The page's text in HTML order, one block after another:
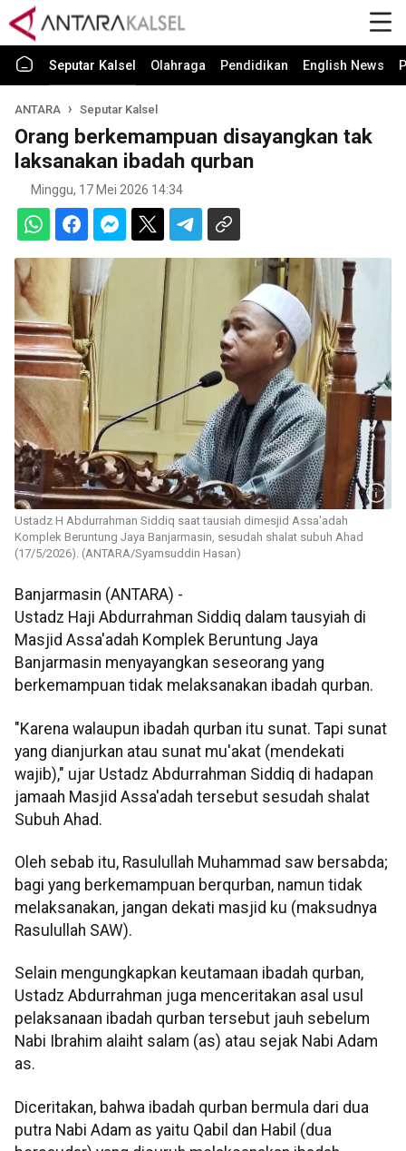
Seputar Kalsel Olahraga Pendidikan English News
ANTARA Seputar Kalsel
Orang berkemampuan disayangkan tak
laksanakan ibadah qurban
Minggu, 17 Mei 2026 14:34
Ustadz H Abdurrahman Siddiq saat tausiah dimesjid Assa'adah
Komplek Beruntung Jaya Banjarmasin, sesudah shalat subuh Ahad
(17/5/2026). (ANTARA/Syamsuddin Hasan)
Banjarmasin (ANTARA) -
Ustadz Haji Abdurrahman Siddiq dalam tausyiah di
Masjid Assa'adah Komplek Beruntung Jaya
Banjarmasin menyayangkan seseorang yang
berkemampuan tidak melaksanakan ibadah qurban.
"Karena walaupun ibadah qurban itu sunat. Tapi sunat
yang dianjurkan atau sunat mu'akat (mendekati
wajib)," ujar Ustadz Abdurrahman Siddiq di hadapan
jamaah Masjid Assa'adah tersebut sesudah shalat
Subuh Ahad.
Oleh sebab itu, Rasulullah Muhammad saw bersabda;
bagi yang berkemampuan berqurban, namun tidak
melaksanakan, jangan dekati masjid ku (maksudnya
Rasulullah SAW).
Selain mengungkapkan keutamaan ibadah qurban,
Ustadz Abdurrahman juga menceritakan asal usul
pelaksanaan ibadah qurban tersebut jauh sebelum
Nabi Ibrahim alaiht salam (as) atau sejak Nabi Adam
as.
Diceritakan, bahwa ibadah qurban bermula dari dua
putra Nabi Adam as yaitu Qabil dan Habil (dua